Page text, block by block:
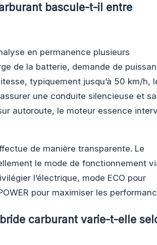
bascule-t-il entre
en permanence plusieurs
de la batterie, demande de
typiquement jusqu’à 50 km/h,
une conduite silencieuse et
autoroute, le moteur essence
de manière transparente. Le
le mode de fonctionnement
l’électrique, mode ECO pour
pour maximiser les
carburant varie-t-elle